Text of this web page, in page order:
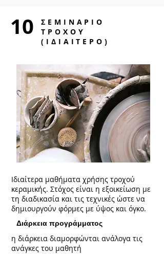
10
ΣΕΜΙΝΑΡΙΟ
ΤΡΟΧΟΥ
(ΙΔΙΑΙΤΕΡΟ)
Ιδιαίτερα μαθήματα χρήσης τροχού
κεραμικής. Στόχος είναι η εξοικείωση με
τη διαδικασία και τις τεχνικές ώστε να
δημιουργούν φόρμες με ύψος και όγκο.
Διάρκεια προγράμματος
η διάρκεια διαμορφώνται ανάλογα τις
ανάγκες του μαθητή